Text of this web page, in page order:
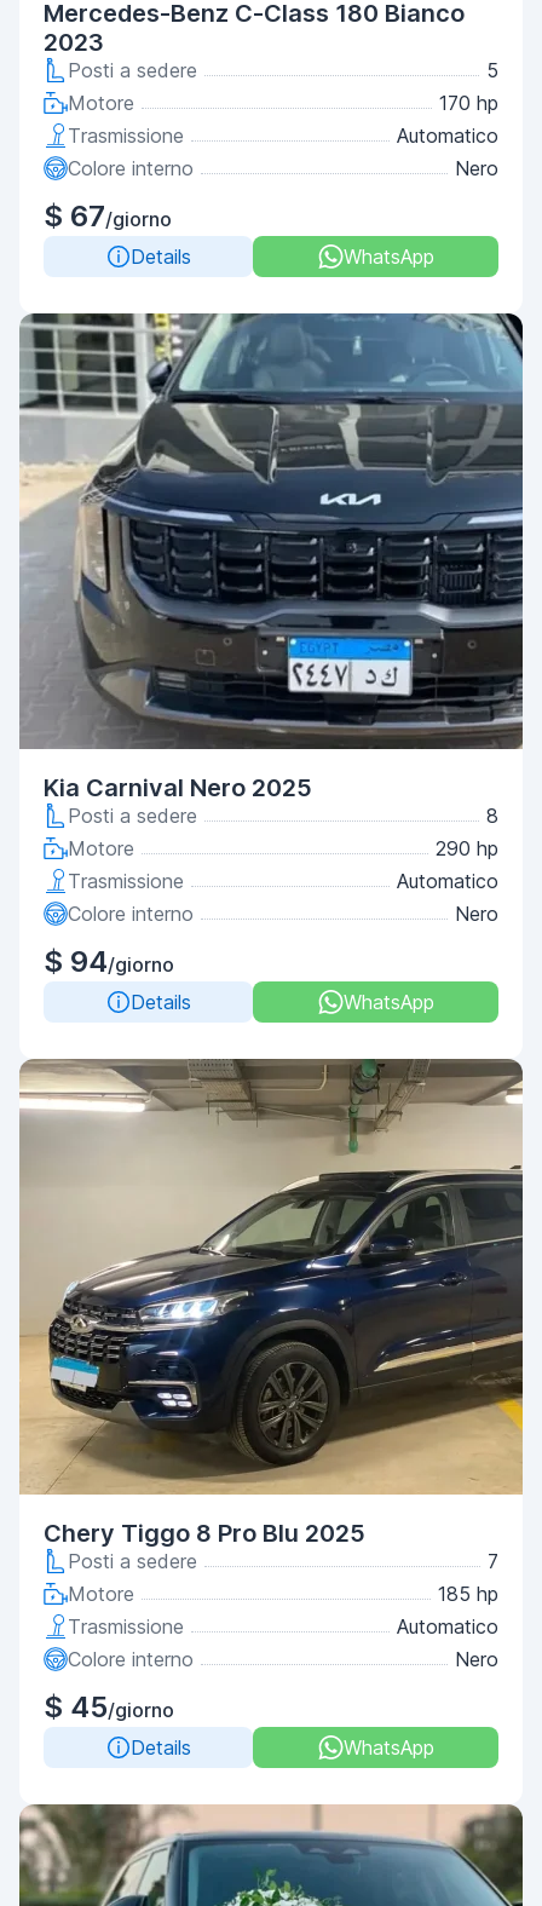
Mercedes-Benz C-Class 180 Bianco
2023
Posti a sedere
5
Motore
170 hp
Trasmissione
Automatico
Colore interno
Nero
$ 67/giorno
Details
WhatsApp
Kia Carnival Nero 2025
Posti a sedere
8
Motore
290 hp
Trasmissione
Automatico
Colore interno
Nero
$ 94/giorno
Details
WhatsApp
Chery Tiggo 8 Pro Blu 2025
Posti a sedere
7
Motore
185 hp
Trasmissione
Automatico
Colore interno
Nero
$ 45/giorno
Details
WhatsApp